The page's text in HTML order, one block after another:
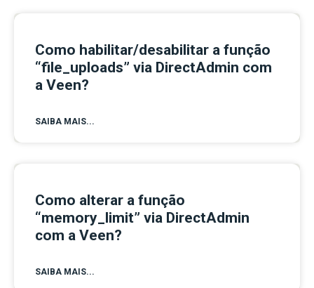
Como habilitar/desabilitar a função
“file_uploads” via DirectAdmin com
a Veen?
SAIBA MAIS...
Como alterar a função
“memory_limit” via DirectAdmin
com a Veen?
SAIBA MAIS...